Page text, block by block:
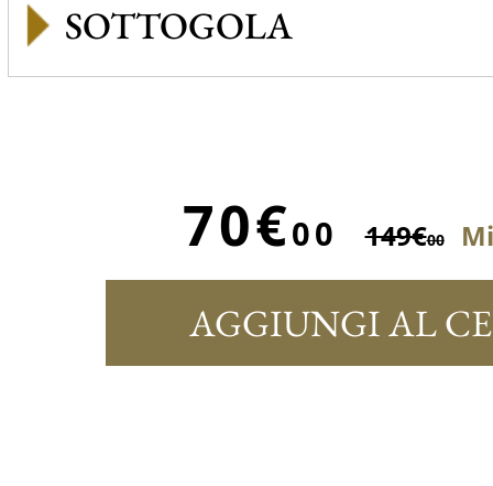
SOTTOGOLA
70€00 149€00
AGGIUNGI AL